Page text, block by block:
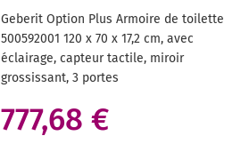
SOUHAITS
Geberit Option Plus Armoire de toilette
500592001 120 x 70 x 17,2 cm, avec
éclairage, capteur tactile, miroir
grossissant, 3 portes
777,68 €